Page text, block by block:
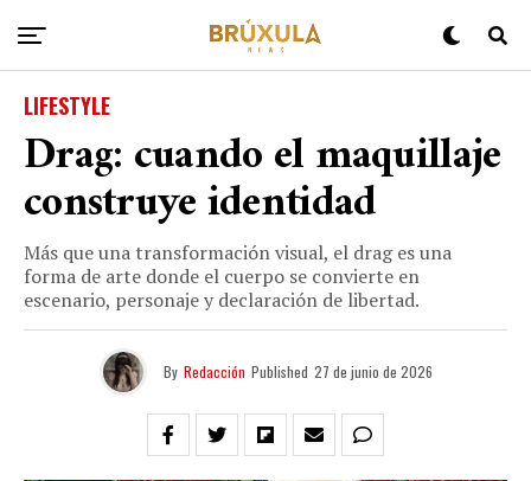
LIFESTYLE
Drag: cuando el maquillaje
construye identidad
Más que una transformación visual, el drag es una
forma de arte donde el cuerpo se convierte en
escenario, personaje y declaración de libertad.
By Redacción Published 27 de junio de 2026